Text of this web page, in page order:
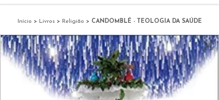
Início > Livros > Religião > CANDOMBLÉ - TEOLOGIA DA SAÚDE